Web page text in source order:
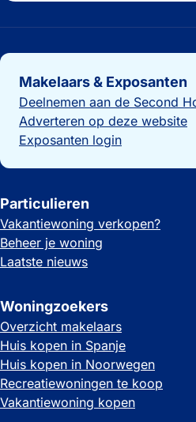
Belangrijke links
Makelaars & Exposanten
Deelnemen aan de Second
Adverteren op deze website
Exposanten login
Particulieren
Vakantiewoning verkopen?
Beheer je woning
Laatste nieuws
Woningzoekers
Overzicht makelaars
Huis kopen in Spanje
Huis kopen in Noorwegen
Recreatiewoningen te koop
Vakantiewoning kopen